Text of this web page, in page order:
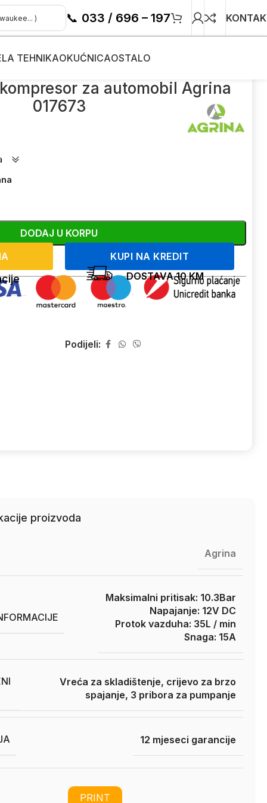
📞 033 / 696 – 197
TEHNIKAOKUĆNICAOSTALO
za automobil Agrina
017673
DODAJ U KORPU
KUPI NA KREDIT
DOSTAVA 10 KM
Podijeli:
proizvoda
Agrina
Maksimalni pritisak: 10.3Bar
Napajanje: 12V DC
Protok vazduha: 35L / min
Snaga: 15A
Vreća za skladištenje, crijevo za brzo
spajanje, 3 pribora za pumpanje
12 mjeseci garancije
PRINT